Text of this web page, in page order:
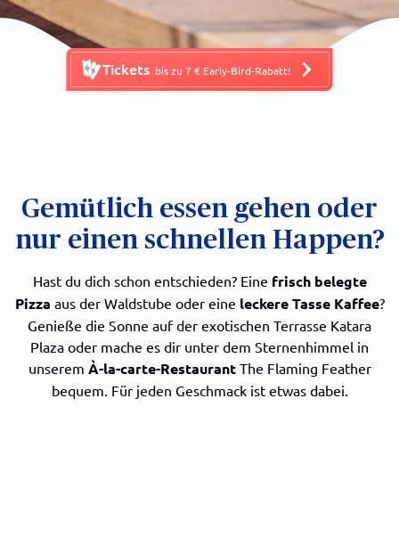
Tickets bis zu 7 € Early-Bird-Rabatt!
Gemütlich essen gehen oder
nur einen schnellen Happen?
Hast du dich schon entschieden? Eine frisch belegte
Pizza aus der Waldstube oder eine leckere Tasse Kaffee?
Genieße die Sonne auf der exotischen Terrasse Katara
Plaza oder mache es dir unter dem Sternenhimmel in
unserem À-la-carte-RestaurantThe Flaming Feather
bequem. Für jeden Geschmack ist etwas dabei.